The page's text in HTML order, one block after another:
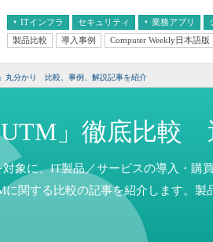
ITインフラ セキュリティ 業務アプリ
タープライズAI
タ分析
系システム
経営とIT 医療IT
製品比較 導入事例 Computer Weekly日本語版
」丸分かり 比較、事例、解説記事を紹介
」徹底比較
象に、IT製品／サービスの導入・購
に関する比較の記事を紹介します。